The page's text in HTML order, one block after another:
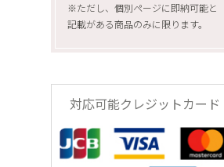
※ただし、個別ページに即納可能と
記載がある商品のみに限ります。
対応可能クレジットカード